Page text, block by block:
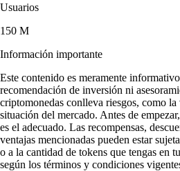
Usuarios
150 M
Información importante
Este contenido es meramente
recomendación de inversión ni
criptomonedas conlleva riesgos, como
situación del mercado. Antes de
es el adecuado. Las recompensas,
ventajas mencionadas pueden estar
o a la cantidad de tokens que tengas en
según los términos y condiciones